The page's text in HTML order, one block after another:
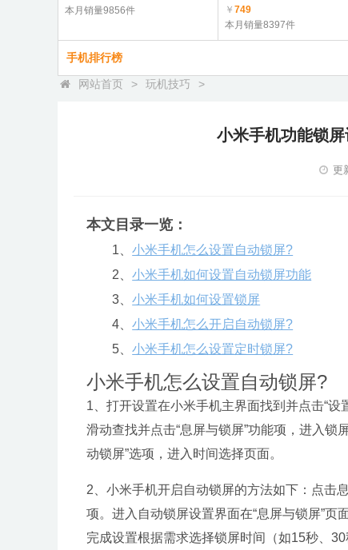
本月销量9856件
￥ 749
本月销量8397件
手机排行榜
网站首页 > 玩机技巧 >
小米手机功能锁屏
更
本文目录一览：
1、小米手机怎么设置自动锁屏?
2、小米手机如何设置自动锁屏功能
3、小米手机如何设置锁屏
4、小米手机怎么开启自动锁屏?
5、小米手机怎么设置定时锁屏?
小米手机怎么设置自动锁屏?
1、打开设置在小米手机主界面找到并点击“
滑动查找并点击“息屏与锁屏”功能项，进入锁
动锁屏”选项，进入时间选择页面。
2、小米手机开启自动锁屏的方法如下：点击
项。进入自动锁屏设置界面在“息屏与锁屏”页
完成设置根据需求选择锁屏时间（如15秒、